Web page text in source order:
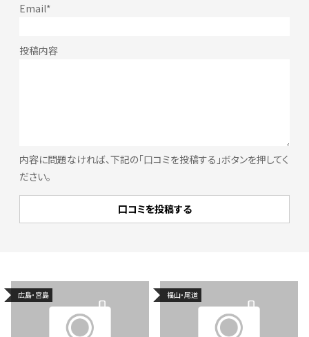
内容に問題なければ、下記の「口コミを投稿する」ボタンを押してく
ださい。
広島・宮島 福山・尾道